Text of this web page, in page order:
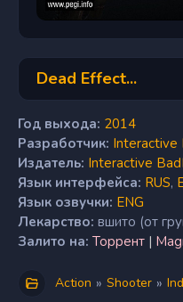
Dead Effect...
Год выхода: 2014
Разработчик: Interactive
Издатель: Interactive
Язык интерфейса: RUS,
Язык озвучки: ENG
Лекарство: вшито (от
Залито на: Торрент |
Action » Shooter »